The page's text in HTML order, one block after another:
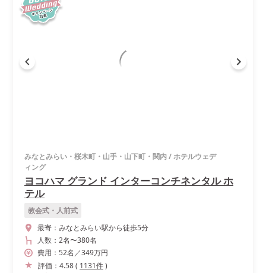
みなとみらい・桜木町・山手・山下町・関内/ホテルウェデ
ィング
ヨコハマ グランド インターコンチネンタル ホ
テル
教会式・人前式
最寄： みなとみらい駅から徒歩5分
人数： 2名〜380名
費用： 52名 ／349万円
評価： 4.58( 1131件)